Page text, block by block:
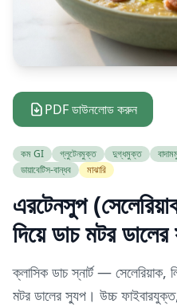
PDF ডাউনলোড করুন
কম GI গ্লুটেনমুক্ত দুগ্ধমুক্ত
ডায়াবেটিস-বান্ধব
মাঝারি
এরটেনসুপ
দিয়ে ডাচ মটর
ক্লাসিক ডাচ স্নার্ট — সেলেরিয়াক,
মটর ডালের স্যুপ। উচ্চ